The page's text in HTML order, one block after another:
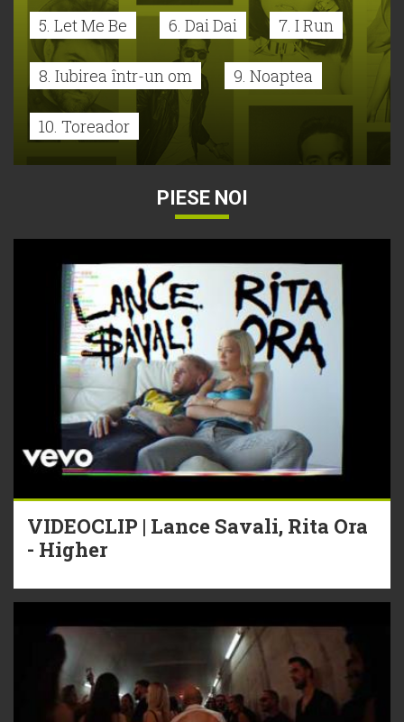
5. Let Me Be 6. Dai Dai 7. I Run
8. Iubirea într-un om 9. Noaptea
10. Toreador
PIESE NOI
VIDEOCLIP | Lance Savali, Rita Ora
- Higher